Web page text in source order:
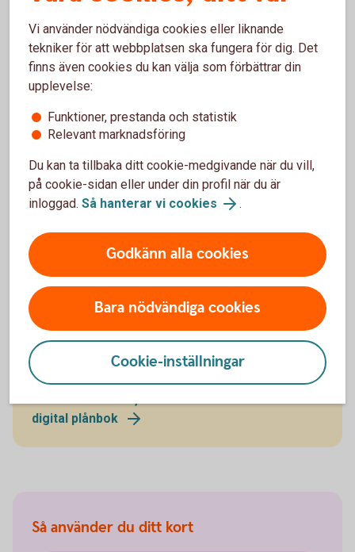
Skaffa digital
plånbok
Vill du slippa ha med dig dina kort?
Om du vill slippa ha med dig dina kort när du ska ut
och handla, så kan du lägga in dem i en digital
plånbok (Wallet). Då kan du enkelt betala med din
mobil, klocka eller andra accessoarer. Om du har ett
bankkort eller kreditkort hos oss kan du även börja
använda ditt nya kort innan du fått det hemskickat.
Läs mer om våra olika digitala plånböcker.
digital plånbok
Så använder du ditt kort
Vi använder nödvändiga cookies eller liknande
tekniker för att webbplatsen ska fungera för dig. Det
finns även cookies du kan välja som förbättrar din
upplevelse:
Funktioner, prestanda och statistik
Relevant marknadsföring
Du kan ta tillbaka ditt cookie-medgivande när du vill,
på cookie-sidan eller under din profil när du är
inloggad. Så hanterar vi cookies .
Godkänn alla cookies
Bara nödvändiga cookies
Cookie-inställningar